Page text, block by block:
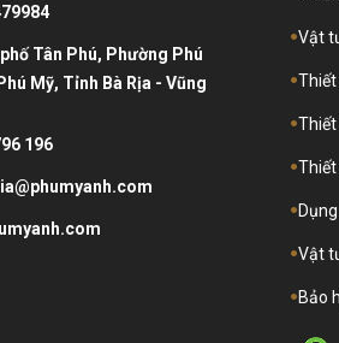
phố Tân Phú, Phường Phú
Mỹ, Tỉnh Bà Rịa - Vũng
196
Vật
Thiết
Thiết
Thiết
Vật
Bảo